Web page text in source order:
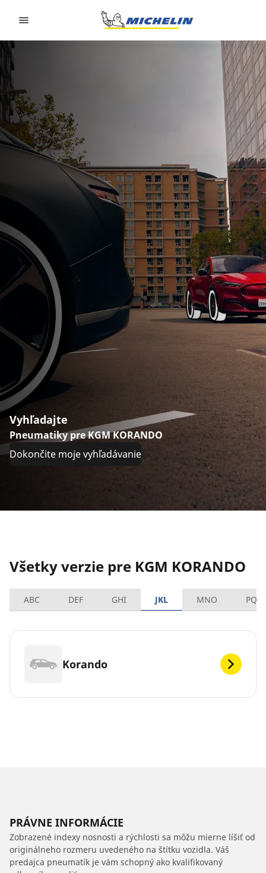
Vyhľadajte
Pneumatiky pre KGM KORANDO
Dokončite moje vyhľadávanie
Všetky verzie pre KGM KORANDO
ABC DEF GHI JKL MNO
Korando
PRÁVNE INFORMÁCIE
Zobrazené indexy nosnosti a rýchlosti sa môžu mierne líšiť od
originálneho rozmeru uvedeného na štítku vozidla. Váš
predajca pneumatík je vám schopný ako kvalifikovaný